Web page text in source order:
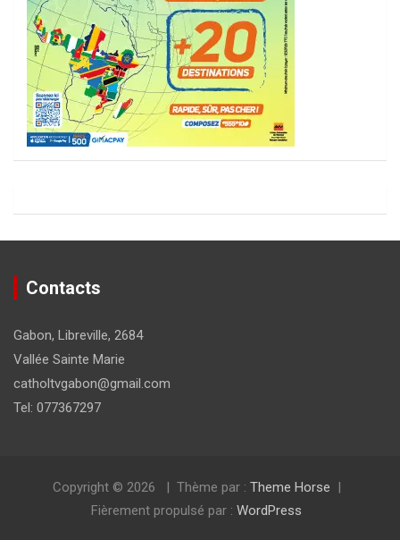
Contacts
Gabon, Libreville, 2684
Vallée Sainte Marie
catholtvgabon@gmail.com
Tel: 077367297
Copyright © 2026 Thème par : Theme Horse
Fièrement propulsé par : WordPress